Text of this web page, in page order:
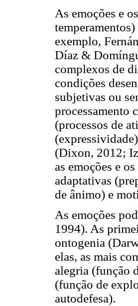
As emoções e
exemplo,
Díaz &
complexos de
condições
subjetivas ou
processamento
(processos de
(Dixon, 2012;
as emoções e
adaptativas
de ânimo) e
As emoções
1994). As
ontogenia
elas, as mais
alegria (função
(função de
autodefesa).